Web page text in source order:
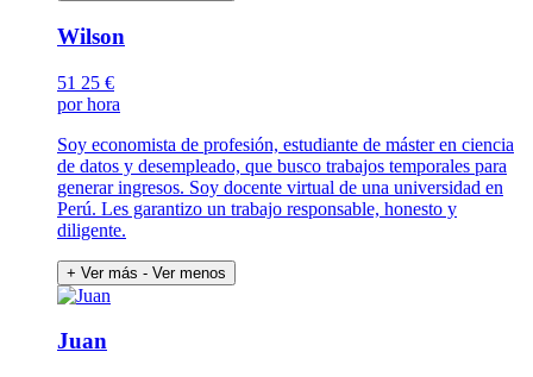
Wilson
51 25 €
por hora
Soy economista de profesión, estudiante de máster en ciencia
de datos y desempleado, que busco trabajos temporales para
generar ingresos. Soy docente virtual de una universidad en
Perú. Les garantizo un trabajo responsable, honesto y
diligente.
+ Ver más - Ver menos
Juan